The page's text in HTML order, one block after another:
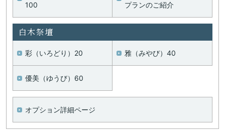
100
プランのご紹介
白木祭壇
彩（いろどり）20 雅（みやび）40
優美（ゆうび）60
オプション詳細ページ